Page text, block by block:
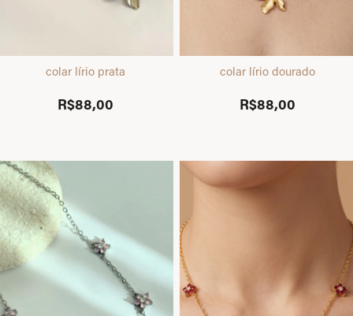
colar lírio prata
R$88,00
colar lírio dourado
R$88,00